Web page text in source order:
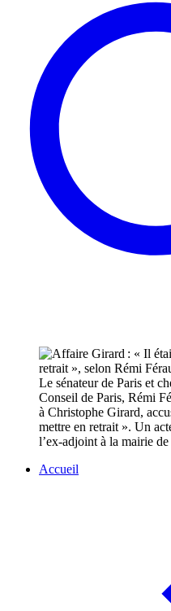
Le sénateur de Paris et
Conseil de Paris, Rémi
à Christophe Girard,
mettre en retrait ». Un
l’ex-adjoint à la mairie de
Accueil